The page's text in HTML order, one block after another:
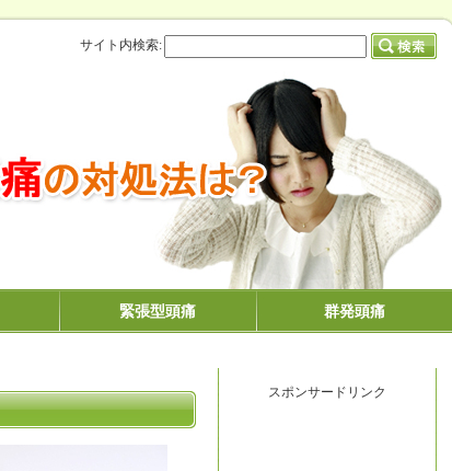
スポンサードリンク
緊張型頭痛 群発頭痛
サイト内検索: